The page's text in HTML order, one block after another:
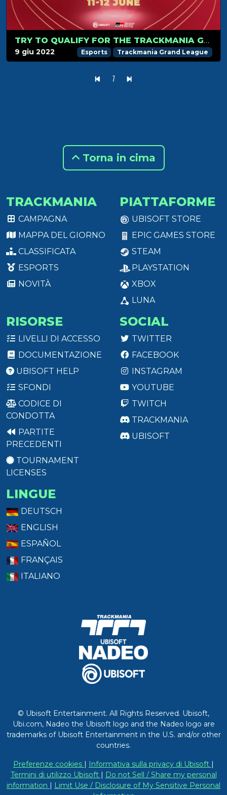
TRY TO QUALIFY FOR THE TRACKMANIA GRAND LEAGUE WORLD CUP 2022!
9 giu 2022 Esports Trackmania Grand League
1
Torna in cima
TRACKMANIA
CAMPAGNA
MAPPA DEL GIORNO
CLASSIFICATA
ESPORTS
NOVITÀ
PIATTAFORME
UBISOFT STORE
EPIC GAMES STORE
STEAM
PLAYSTATION
XBOX
LUNA
RISORSE
LIVELLI DI ACCESSO
DOCUMENTAZIONE
UBISOFT HELP
SFONDI
CODICE DI
CONDOTTA
PARTITE
PRECEDENTI
TOURNAMENT
LICENSES
SOCIAL
TWITTER
FACEBOOK
INSTAGRAM
YOUTUBE
TWITCH
TRACKMANIA
UBISOFT
LINGUE
DEUTSCH
ENGLISH
ESPAÑOL
FRANÇAIS
ITALIANO
© Ubisoft Entertainment. All Rights Reserved. Ubisoft,
Ubi.com, Nadeo the Ubisoft logo and the Nadeo logo are
trademarks of Ubisoft Entertainment in the U.S. and/or other
countries.
Preferenze cookies Informativa sulla privacy di Ubisoft
Termini di utilizzo Ubisoft
Do not Sell / Share my personal
information
Limit Use / Disclosure of My Sensitive Personal